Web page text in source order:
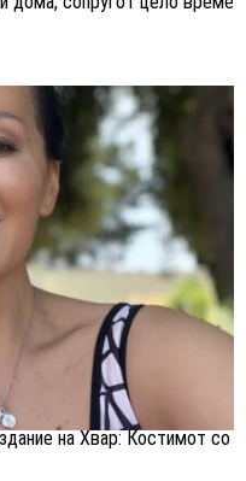
на Хвар: Костимот со